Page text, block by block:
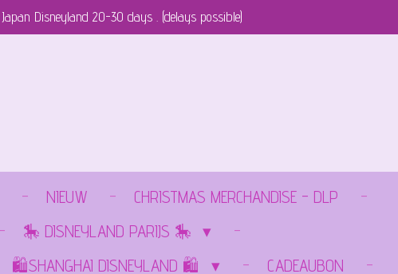
Disneyland 20-30 days . (delays possible)
NIEUW
CHRISTMAS MERCHANDISE - DLP
🎠 DISNEYLAND PARIJS 🎠
🛍️SHANGHAI DISNEYLAND 🛍️
CADEAUBON